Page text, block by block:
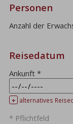
Personen
Anzahl der
Reisedatum
Ankunft*
+ alternatives
* Pflichtfeld